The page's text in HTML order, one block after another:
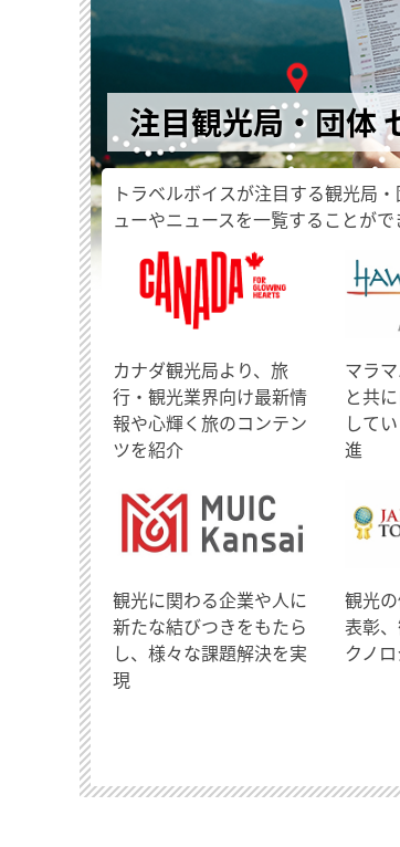
注目観光局・団体
トラベルボイスが注目する観光局
ューやニュースを一覧することがで
​カナダ観光局より、旅
行・観光業界向け最新情
報や心輝く旅のコンテン
ツを紹介
マラ
と共
して
進
観光に関わる企業や人に
新たな結びつきをもたら
し、様々な課題解決を実
現
観光
表彰
クノ